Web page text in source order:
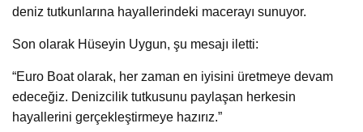
deniz tutkunlarına hayallerindeki macerayı sunuyor.
Son olarak Hüseyin Uygun, şu mesajı iletti:
“Euro Boat olarak, her zaman en iyisini üretmeye devam
edeceğiz. Denizcilik tutkusunu paylaşan herkesin
hayallerini gerçekleştirmeye hazırız.”